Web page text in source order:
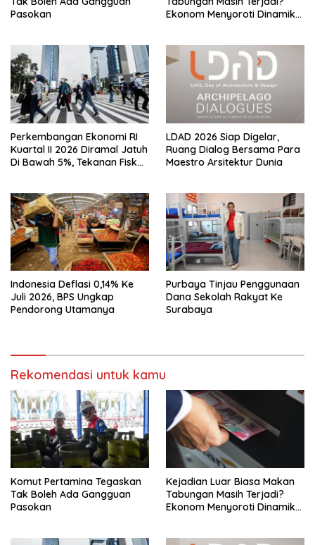
Pasokan
Ekonom Menyoroti Dinamika
Perkembangan Ekonomi RI
Kuartal II 2026 Diramal Jatuh
Di Bawah 5%, Tekanan Fiskal
LDAD 2026 Siap Digelar,
Ruang Dialog Bersama Para
Maestro Arsitektur Dunia
Indonesia Deflasi 0,14% Ke
Juli 2026, BPS Ungkap
Pendorong Utamanya
Purbaya Tinjau Penggunaan
Dana Sekolah Rakyat Ke
Surabaya
Rekomendasi untuk kamu
Komut Pertamina Tegaskan
Tak Boleh Ada Gangguan
Pasokan
Kejadian Luar Biasa Makan
Tabungan Masih Terjadi?
Ekonom Menyoroti Dinamika